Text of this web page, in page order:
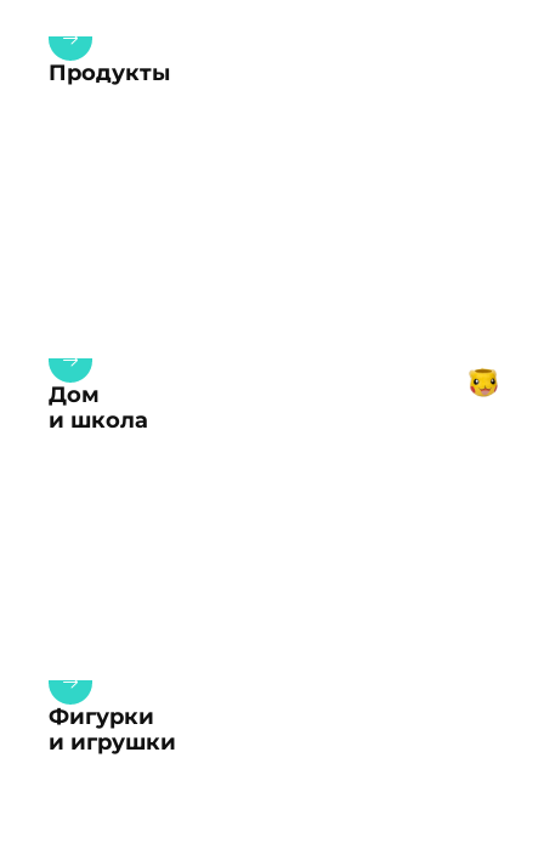
Продукты
Дом
и школа
Фигурки
и игрушки